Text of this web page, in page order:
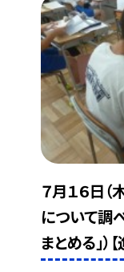
７月１６日
について調
まとめる」）